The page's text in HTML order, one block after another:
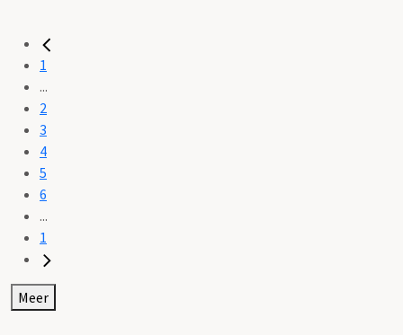
1
...
2
3
4
5
6
...
1
Meer